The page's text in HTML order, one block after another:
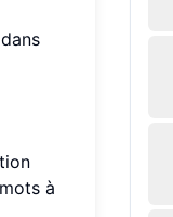
à